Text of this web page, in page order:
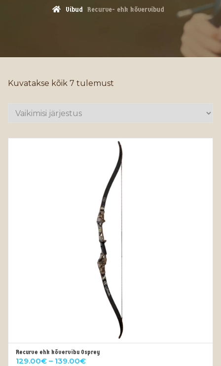
Vibud Recurve- ehk kõvervibud
Kuvatakse kõik 7 tulemust
Recurve ehk kõvervibu Osprey
129.00€ – 139.00€Price